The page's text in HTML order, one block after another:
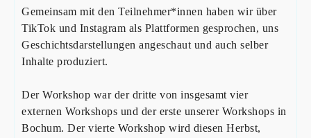
Gemeinsam mit den Teilnehmer*innen haben wir über
TikTok und Instagram als Plattformen gesprochen, uns
Geschichtsdarstellungen angeschaut und auch selber
Inhalte produziert.
Der Workshop war der dritte von insgesamt vier
externen Workshops und der erste unserer Workshops in
Bochum. Der vierte Workshop wird diesen Herbst,